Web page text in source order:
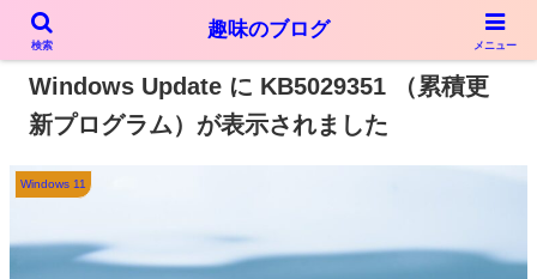
PR
Windows Update に KB5029351 （累積更
新プログラム）が表示されました
Windows 11
検索
趣味のブログ
メニュー